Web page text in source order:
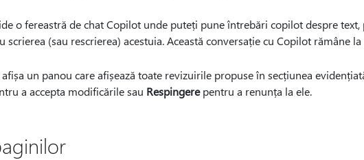
o fereastră de chat Copilot unde puteți pune întrebări copilot despre
scrierea (sau rescrierea) acestuia. Această conversație cu Copilot rămâne
un panou care afișează toate revizuirile propuse în secțiunea
a accepta modificările sau Respingerepentru a renunța la ele.